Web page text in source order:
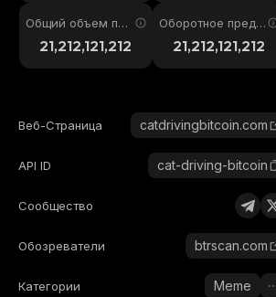
Общий объем пре
дложения
21,212,121,212
Оборотное предл
ожение
21,212,121,212
Веб-Страница catdrivingbitcoin.com
API ID cat-driving-bitcoin
Сообщество
Обозреватели btrscan.com
Категории Meme